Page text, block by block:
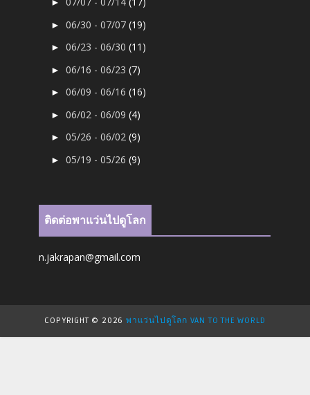
►06/30 - 07/07(19)
►06/23 - 06/30(11)
►06/16 - 06/23(7)
►06/09 - 06/16(16)
►06/02 - 06/09(4)
►05/26 - 06/02(9)
►05/19 - 05/26(9)
ติดต่อพาแว่นไปดูโลก
n.jakrapan@gmail.com
COPYRIGHT © 2026พาแว่นไปดูโลก VAN TO THE WORLD